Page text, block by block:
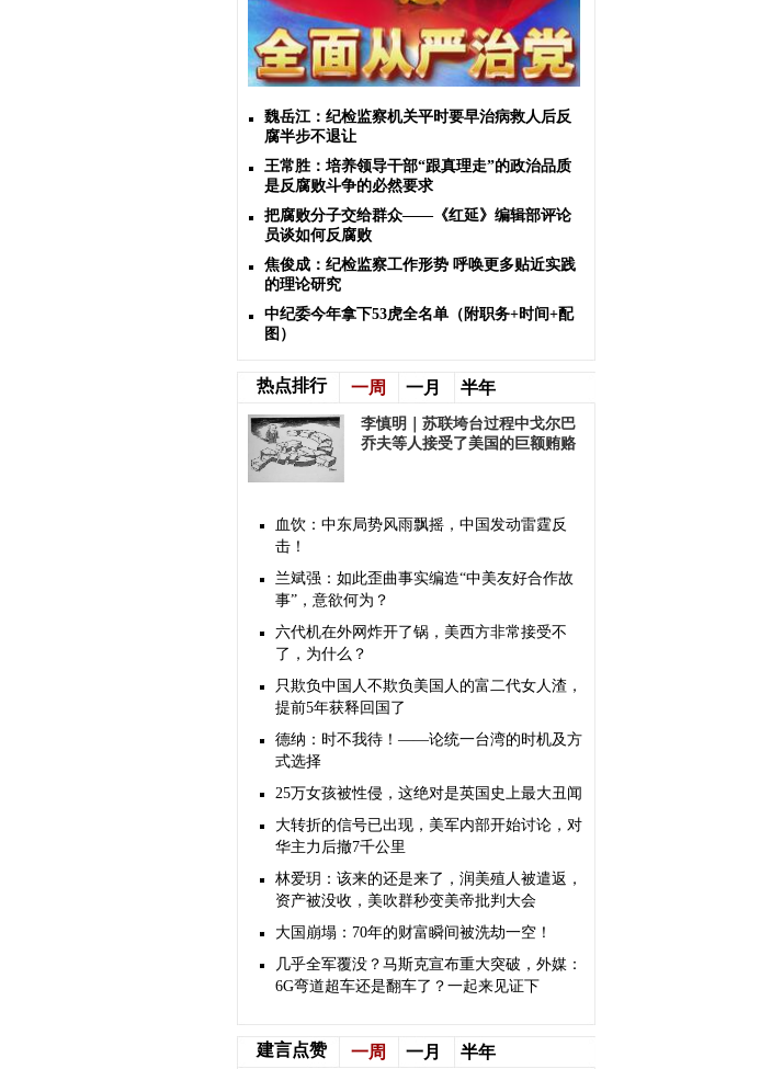
魏岳江：纪检监察机关平时要早治病救人后反
腐半步不退让
王常胜：培养领导干部“跟真理走”的政治品质
是反腐败斗争的必然要求
把腐败分子交给群众——《红延》编辑部评论
员谈如何反腐败
焦俊成：纪检监察工作形势 呼唤更多贴近实践
的理论研究
中纪委今年拿下53虎全名单（附职务+时间+配
图）
热点排行 一周 一月 半年
李慎明｜苏联垮台过程中戈尔巴
乔夫等人接受了美国的巨额贿赂
血饮：中东局势风雨飘摇，中国发动雷霆反
击！
兰斌强：如此歪曲事实编造“中美友好合作故
事”，意欲何为？
六代机在外网炸开了锅，美西方非常接受不
了，为什么？
只欺负中国人不欺负美国人的富二代女人渣，
提前5年获释回国了
德纳：时不我待！——论统一台湾的时机及方
式选择
25万女孩被性侵，这绝对是英国史上最大丑闻
大转折的信号已出现，美军内部开始讨论，对
华主力后撤7千公里
林爱玥：该来的还是来了，润美殖人被遣返，
资产被没收，美吹群秒变美帝批判大会
大国崩塌：70年的财富瞬间被洗劫一空！
几乎全军覆没？马斯克宣布重大突破，外媒：
6G弯道超车还是翻车了？一起来见证下
建言点赞 一周 一月 半年